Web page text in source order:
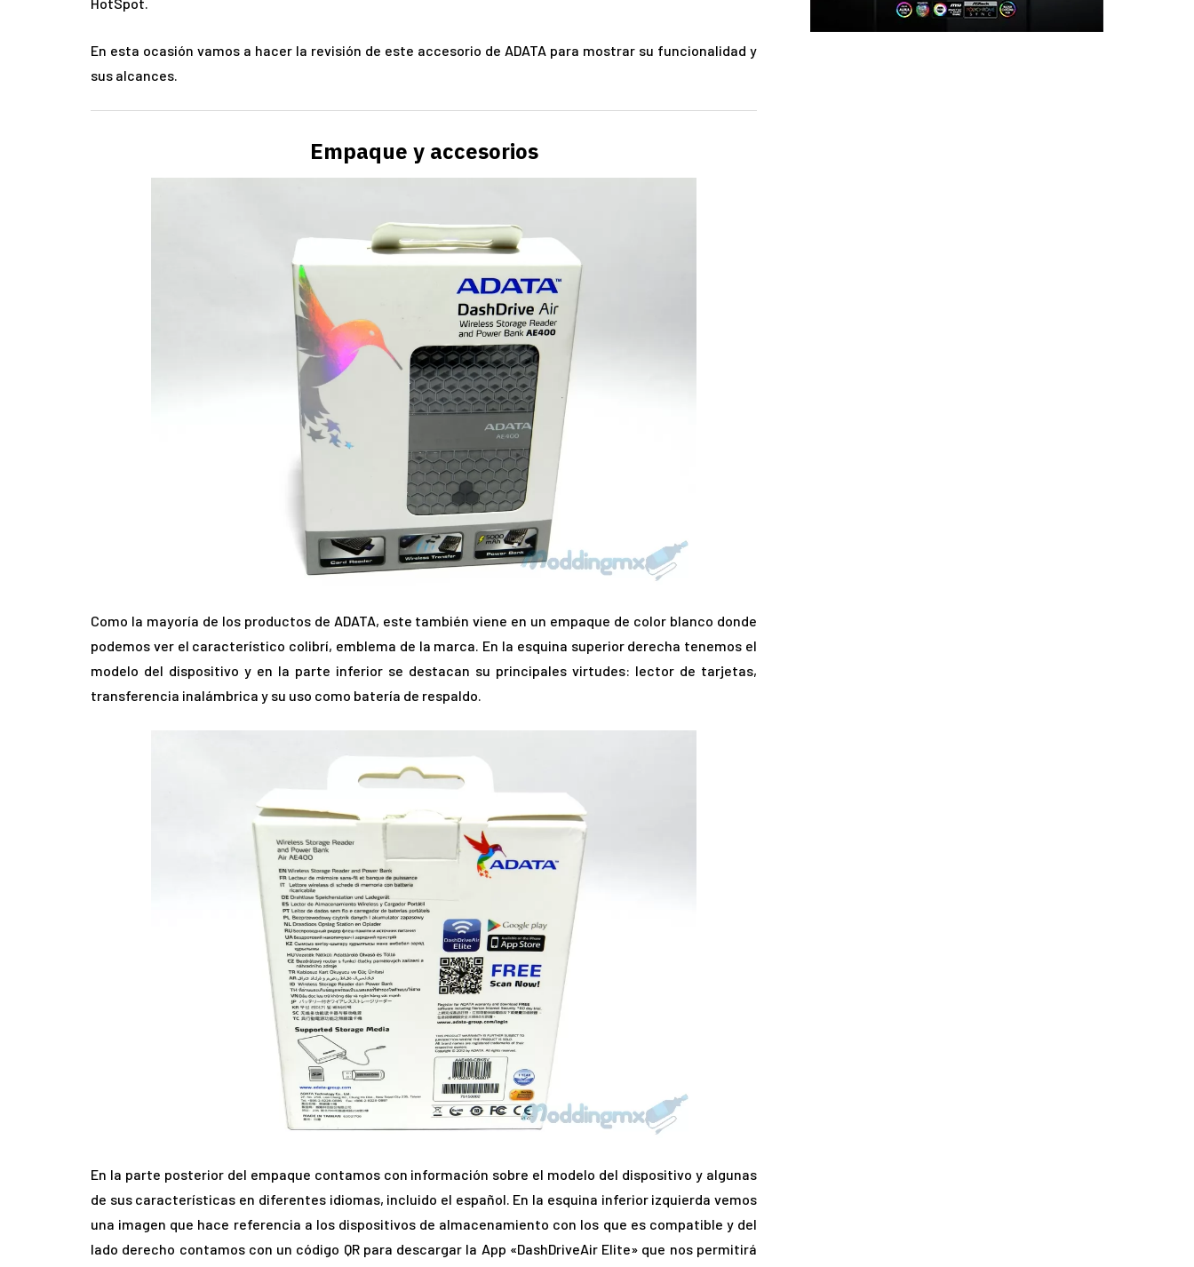
En esta ocasión vamos a hacer la revisión de este accesorio de ADATA para mostrar su funcionalidad y
sus alcances.
Empaque y accesorios
Como la mayoría de los productos de ADATA, este también viene en un empaque de color blanco donde
podemos ver el característico colibrí, emblema de la marca. En la esquina superior derecha tenemos el
modelo del dispositivo y en la parte inferior se destacan su principales virtudes: lector de tarjetas,
transferencia inalámbrica y su uso como batería de respaldo.
En la parte posterior del empaque contamos con información sobre el modelo del dispositivo y algunas
de sus características en diferentes idiomas, incluido el español. En la esquina inferior izquierda vemos
una imagen que hace referencia a los dispositivos de almacenamiento con los que es compatible y del
lado derecho contamos con un código QR para descargar la App «DashDriveAir Elite» que nos permitirá